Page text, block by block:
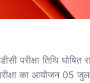
तिथि घोषित
परीक्षा का आयोजन